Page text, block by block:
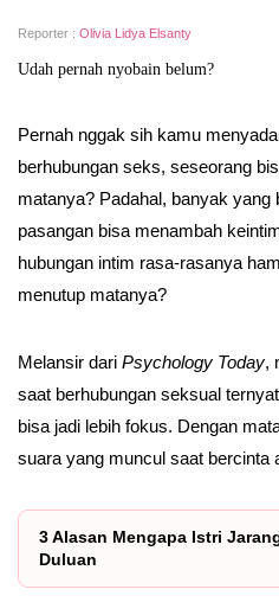
Reporter : Olivia Lidya Elsanty
Udah pernah nyobain belum?
Pernah nggak sih kamu
berhubungan seks, seseorang
matanya? Padahal, banyak yang
pasangan bisa menambah
hubungan intim rasa-rasanya
menutup matanya?
Melansir dari Psychology Today,
saat berhubungan seksual
bisa jadi lebih fokus. Dengan
suara yang muncul saat bercinta
3 Alasan Mengapa Istri
Duluan